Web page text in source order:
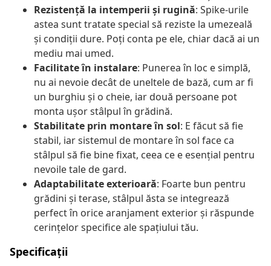
Rezistență la intemperii și rugină: Spike-urile
astea sunt tratate special să reziste la umezeală
și condiții dure. Poți conta pe ele, chiar dacă ai un
mediu mai umed.
Facilitate în instalare: Punerea în loc e simplă,
nu ai nevoie decât de uneltele de bază, cum ar fi
un burghiu și o cheie, iar două persoane pot
monta ușor stâlpul în grădină.
Stabilitate prin montare în sol: E făcut să fie
stabil, iar sistemul de montare în sol face ca
stâlpul să fie bine fixat, ceea ce e esențial pentru
nevoile tale de gard.
Adaptabilitate exterioară: Foarte bun pentru
grădini și terase, stâlpul ăsta se integrează
perfect în orice aranjament exterior și răspunde
cerințelor specifice ale spațiului tău.
Specificații